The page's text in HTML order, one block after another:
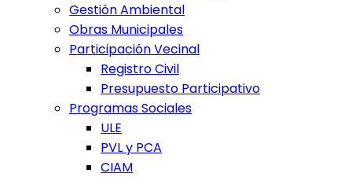
Gestión Ambiental
Obras Municipales
Participación Vecinal
Registro Civil
Presupuesto Participativo
Programas Sociales
ULE
PVL y PCA
CIAM